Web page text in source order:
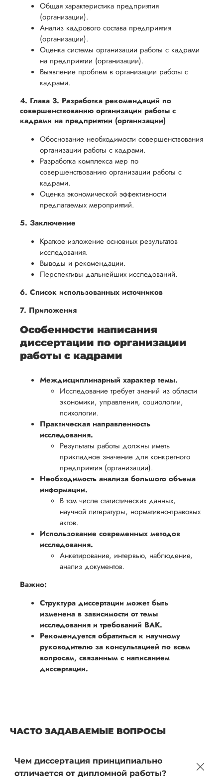
Общая характеристика предприятия
(организации).
Анализ кадрового состава предприятия
(организации).
Оценка системы организации работы с кадрами
на предприятии (организации).
Выявление проблем в организации работы с
кадрами.
4. Глава 3. Разработка рекомендаций по
совершенствованию организации работы с
кадрами на предприятии (организации)
Обоснование необходимости совершенствования
организации работы с кадрами.
Разработка комплекса мер по
совершенствованию организации работы с
кадрами.
Оценка экономической эффективности
предлагаемых мероприятий.
5. Заключение
Краткое изложение основных результатов
исследования.
Выводы и рекомендации.
Перспективы дальнейших исследований.
6. Список использованных источников
7. Приложения
Особенности написания
диссертации по организации
работы с кадрами
Междисциплинарный характер темы.
Исследование требует знаний из области
экономики, управления, социологии,
психологии.
Практическая направленность
исследования.
Результаты работы должны иметь
прикладное значение для конкретного
предприятия (организации).
Необходимость анализа большого объема
информации.
В том числе статистических данных,
научной литературы, нормативно-правовых
актов.
Использование современных методов
исследования.
Анкетирование, интервью, наблюдение,
анализ документов.
Важно:
Структура диссертации может быть
изменена в зависимости от темы
исследования и требований ВАК.
Рекомендуется обратиться к научному
руководителю за консультацией по всем
вопросам, связанным с написанием
диссертации.
ЧАСТО ЗАДАВАЕМЫЕ ВОПРОСЫ
Чем диссертация принципиально
отличается от дипломной работы?